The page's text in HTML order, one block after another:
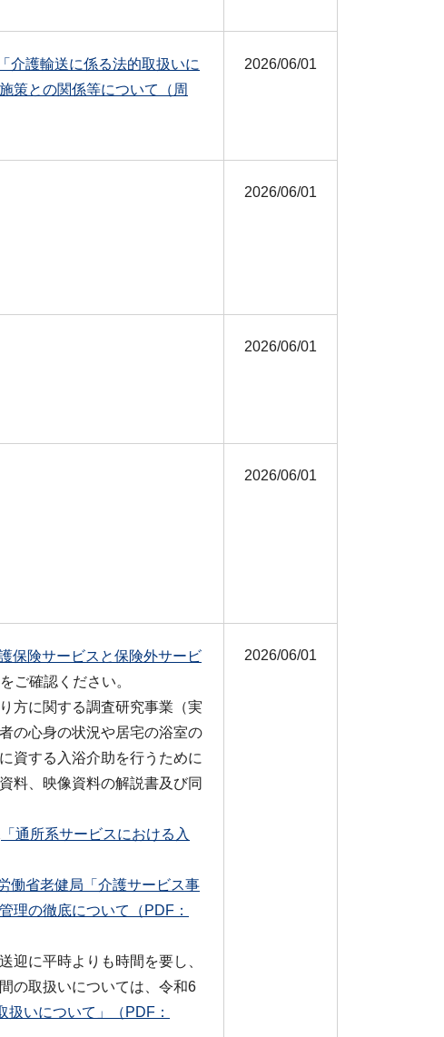
介護輸送に係る法的取扱いに
策との関係等について（周
2026/06/01
2026/06/01
2026/06/01
2026/06/01
保険サービスと保険外サービ
ご確認ください。
方に関する調査研究事業（実
の心身の状況や居宅の浴室の
資する入浴介助を行うために
料、映像資料の解説書及び同
「通所系サービスにおける入
働省老健局「介護サービス事
理の徹底について（PDF：
に平時よりも時間を要し、
の取扱いについては、令和6
いについて」（PDF：
2026/06/01